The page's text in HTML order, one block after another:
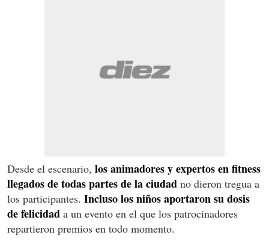
Desde el escenario, los animadores y expertos en fitness
llegados de todas partes de la ciudad no dieron tregua a
los participantes. Incluso los niños aportaron su dosis
de felicidad a un evento en el que los patrocinadores
repartieron premios en todo momento.